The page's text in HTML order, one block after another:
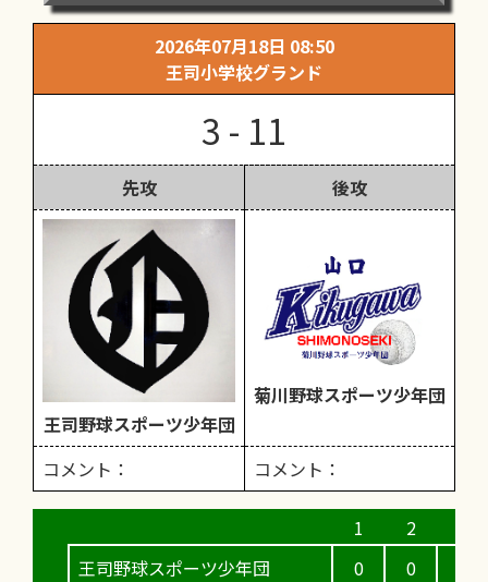
2026年07月18日 08:50
王司小学校グランド
3 - 11
先攻 後攻
王司野球スポーツ少年団
菊川野球スポーツ少年団
コメント： コメント：
王司野球スポーツ少年団
0
0